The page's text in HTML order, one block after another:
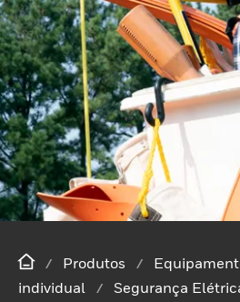
Produtos
individual
Segurança